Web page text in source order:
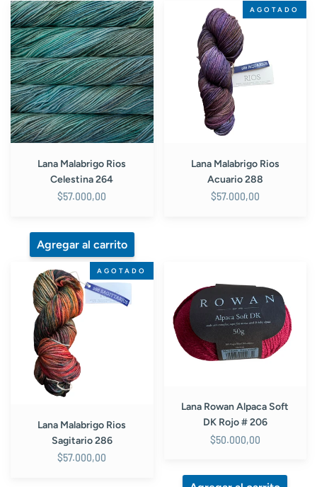
Lana
Malabrigo
Rios
Celestina
264
Lana Malabrigo Rios
Celestina 264
$57.000,00
Malabrigo
Acuario
AGOTADO
Lana Malabrigo Rios
Acuario 288
$57.000,00
Malabrigo
Sagitario
AGOTADO
Lana Malabrigo Rios
Sagitario 286
$57.000,00
Alpaca
Soft
DK
Rojo
Lana Rowan Alpaca Soft
DK Rojo # 206
$50.000,00